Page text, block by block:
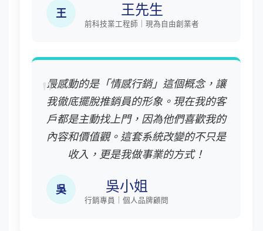
王 王先生
前科技業工程師｜現為自由創業者
最感動的是「情感行銷」這個概念，讓
我徹底擺脫推銷員的形象。現在我的客
戶都是主動找上門，因為他們喜歡我的
內容和價值觀。這套系統改變的不只是
收入，更是我做事業的方式！
吳 吳小姐
行銷專員｜個人品牌顧問